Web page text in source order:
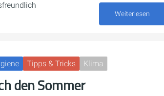
Weiterlesen
Tipps & Tricks Klima
den Sommer